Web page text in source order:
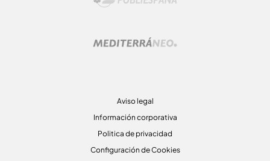
Aviso legal
Información corporativa
Politica de privacidad
Configuración de Cookies